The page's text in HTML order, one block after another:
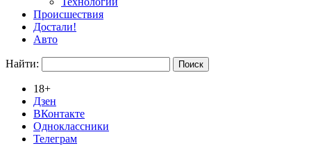
Происшествия
Достали!
Авто
Найти:
18+
Дзен
ВКонтакте
Одноклассники
Телеграм